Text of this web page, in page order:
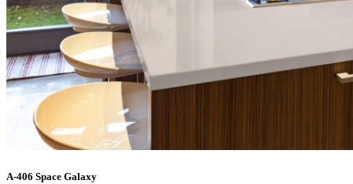
A-406 Space Galaxy